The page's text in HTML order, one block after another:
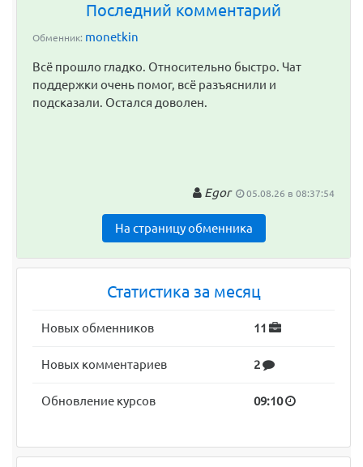
Последний комментарий
Обменник: monetkin
Всё прошло гладко. Относительно быстро. Чат
поддержки очень помог, всё разъяснили и
подсказали. Остался доволен.
Egor 05.08.26 в 08:37:54
На страницу обменника
Статистика за месяц
Новых обменников 11
Новых комментариев 2
Обновление курсов 09:10